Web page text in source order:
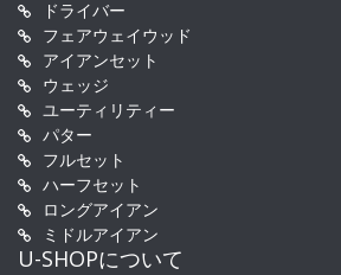
ドライバー
フェアウェイウッド
アイアンセット
ウェッジ
ユーティリティー
パター
フルセット
ハーフセット
ロングアイアン
ミドルアイアン
U-SHOPについて